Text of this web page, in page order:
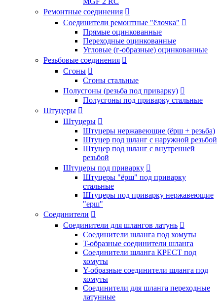
Ремонтные соединения 
Соединители ремонтные "ёлочка" 
Прямые оцинкованные
Переходные оцинкованные
Угловые (г-образные) оцинкованные
Резьбовые соединения 
Сгоны 
Сгоны стальные
Полусгоны (резьба под приварку) 
Полусгоны под приварку стальные
Штуцеры 
Штуцеры 
Штуцеры нержавеющие (ёрш + резьба)
Штуцер под шланг с наружной резьбой
Штуцер под шланг с внутренней
резьбой
Штуцеры под приварку 
Штуцеры "ёрш" под приварку
стальные
Штуцеры под приварку нержавеющие
"ерш"
Соединители 
Соединители для шлангов латунь 
Соединители шланга под хомуты
T-образные соединители шланга
Соединители шланга КРЕСТ под
хомуты
Y-образные соединители шланга под
хомуты
Соединители для шланга переходные
латунные